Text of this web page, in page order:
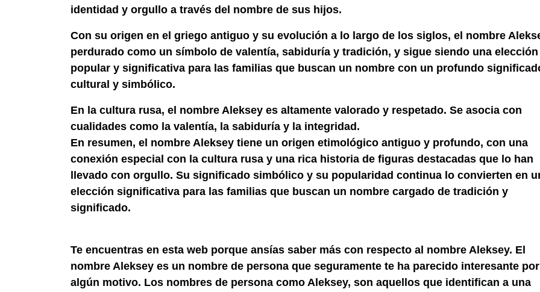
identidad y orgullo a través del nombre de sus hijos.
Con su origen en el griego antiguo y su evolución a lo largo de los siglos, el nombre
perdurado como un símbolo de valentía, sabiduría y tradición, y sigue siendo una elección
popular y significativa para las familias que buscan un nombre con un profundo
cultural y simbólico.
En la cultura rusa, el nombre Aleksey es altamente valorado y respetado. Se asocia con
cualidades como la valentía, la sabiduría y la integridad.
En resumen, el nombre Aleksey tiene un origen etimológico antiguo y profundo, con una
conexión especial con la cultura rusa y una rica historia de figuras destacadas que lo han
llevado con orgullo. Su significado simbólico y su popularidad continua lo convierten en
elección significativa para las familias que buscan un nombre cargado de tradición y
significado.
Te encuentras en esta web porque ansías saber más con respecto al nombre Aleksey. El
nombre Aleksey es un nombre de persona que seguramente te ha parecido interesante por
algún motivo. Los nombres de persona como Aleksey, son aquellos que identifican a una